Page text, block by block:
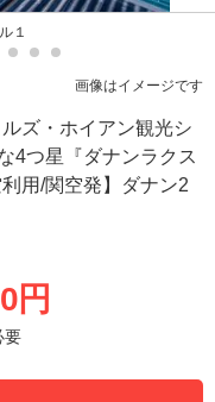
１
画像はイメージです
ズ・ホイアン観光シ
4つ星『ダナンラクス
用/関空発】ダナン2
円
要